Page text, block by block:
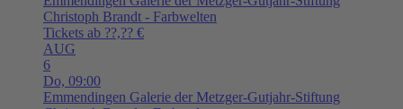
Christoph Brandt - Farbwelten
Tickets ab ??,?? €
AUG
6
Do, 09:00
Emmendingen Galerie der Metzger-Gutjahr-Stiftung